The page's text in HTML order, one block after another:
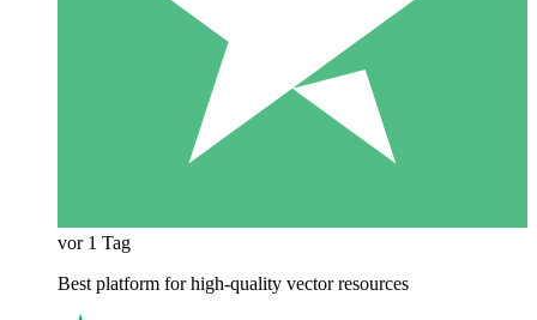
vor 1 Tag
Best platform for high-quality vector resources